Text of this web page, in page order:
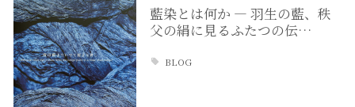
藍染とは何か ― 羽生の藍、秩
父の絹に見るふたつの伝…
BLOG